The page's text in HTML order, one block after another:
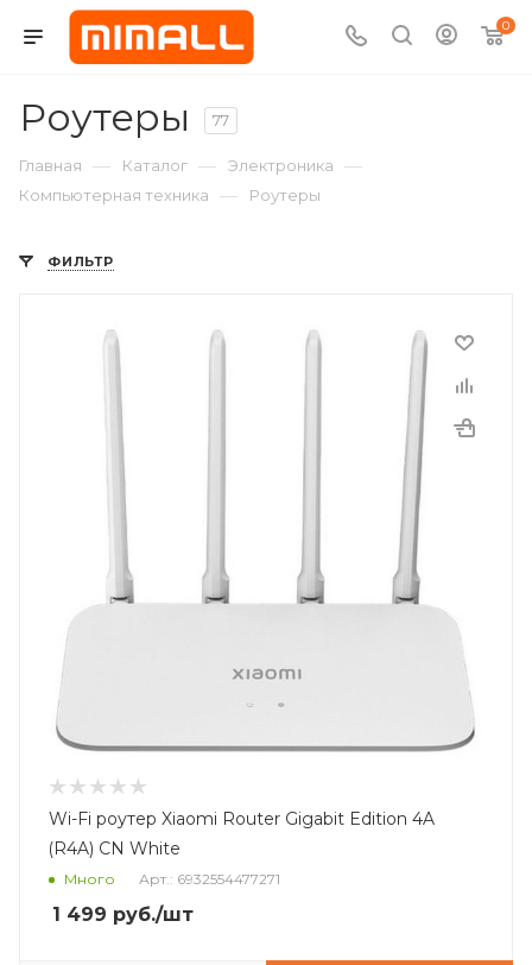
0
Роутеры 77
Главная — Каталог — Электроника —
Компьютерная техника — Роутеры
ФИЛЬТР
Wi-Fi роутер Xiaomi Router Gigabit Edition 4A
(R4A) CN White
Много Арт.: 6932554477271
1 499 руб./шт